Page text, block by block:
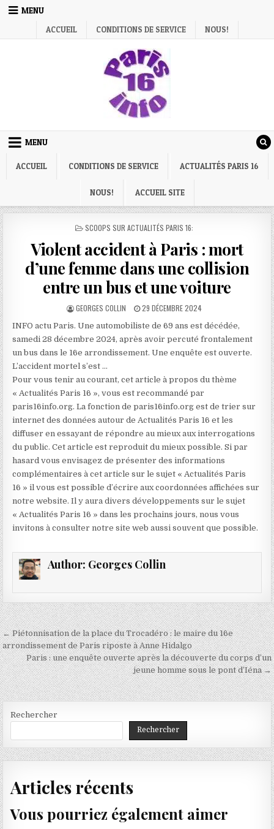
Skip
MENU
ACCUEIL
CONDITIONS DE SERVICE NOUS!
MENU
ACCUEIL CONDITIONS DE SERVICE ACTUALITÉS PARIS 16
NOUS! ACCUEIL SITE
POSTED
SCOOPS SUR ACTUALITÉS PARIS 16:
Violent accident à Paris : mort
d’une femme dans une collision
entre un bus et une voiture
AUTHOR:
GEORGES COLLIN
PUBLISHED
29 DÉCEMBRE 2024
INFO actu Paris. Une automobiliste de 69 ans est décédée,
samedi 28 décembre 2024, après avoir percuté frontalement
un bus dans le 16e arrondissement. Une enquête est ouverte.
L’accident mortel s’est …
Pour vous tenir au courant, cet article à propos du thème
« Actualités Paris 16 », vous est recommandé par
paris16info.org. La fonction de paris16info.org est de trier sur
internet des données autour de Actualités Paris 16 et les
diffuser en essayant de répondre au mieux aux interrogations
du public. Cet article est reproduit du mieux possible. Si par
hasard vous envisagez de présenter des informations
complémentaires à cet article sur le sujet « Actualités Paris
16 » il vous est possible d’écrire aux coordonnées affichées sur
notre website. Il y aura divers développements sur le sujet
« Actualités Paris 16 » dans les prochains jours, nous vous
invitons à consulter notre site web aussi souvent que possible.
Author: Georges Collin
Navigation
de
l’article
← Piétonnisation de la place du Trocadéro : le maire du 16e
arrondissement de Paris riposte à Anne Hidalgo
Paris : une enquête ouverte après la découverte du corps d’un
jeune homme sous le pont d’Iéna →
Rechercher
Rechercher
Articles récents
Vous pourriez également aimer